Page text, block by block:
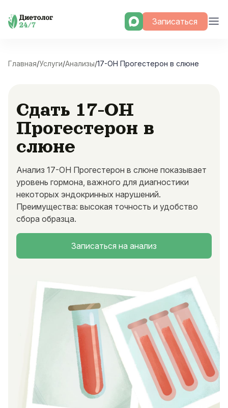
Skip
Записаться
Главная/Услуги/Анализы/17-OH Прогестерон в слюне
Сдать 17-OH
Прогестерон в
слюне
Анализ 17-OH Прогестерон в слюне показывает
уровень гормона, важного для диагностики
некоторых эндокринных нарушений.
Преимущества: высокая точность и удобство
сбора образца.
Записаться на анализ